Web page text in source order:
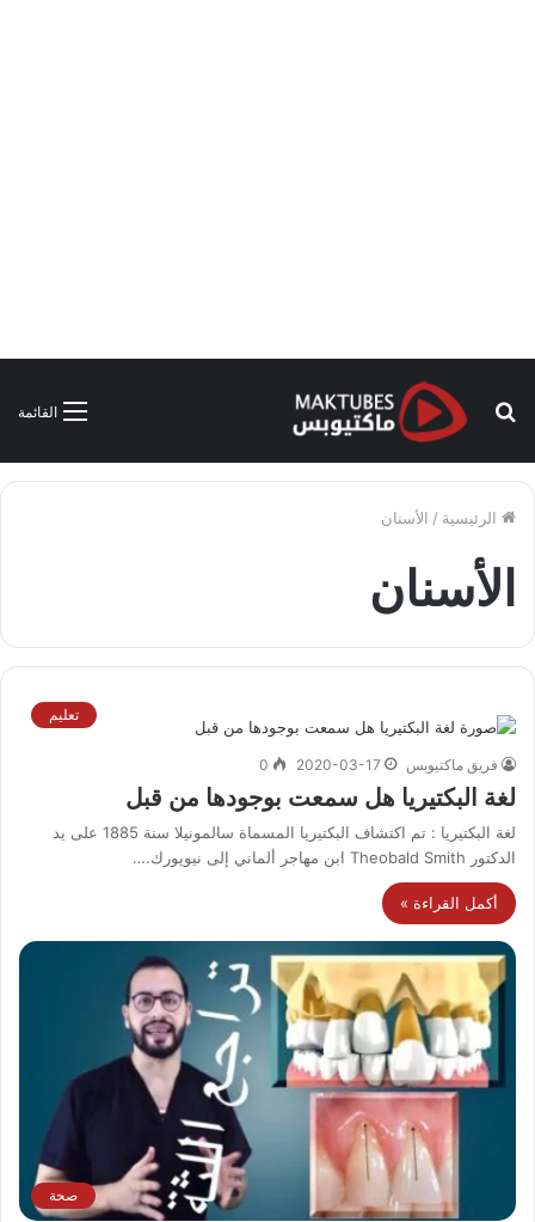
القائمة
بحث
الرئيسية / الأسنان
الأسنان
تعليم
فريق ماكتيوبس 2020-03-17
0
لغة البكتيريا هل سمعت بوجودها من قبل
لغة البكتيريا : تم اكتشاف البكتيريا المسماة سالمونيلا سنة 1885 على يد
الدكتور Theobald Smith ابن مهاجر ألماني إلى نيويورك.…
أكمل القراءة »
صحة